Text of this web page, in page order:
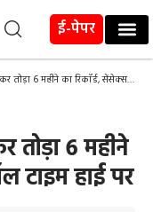
ई-पेपर
का रिकॉर्ड, सेंसेक्स आज ऑल टाइम हाई पर
6 महीने
हाई पर